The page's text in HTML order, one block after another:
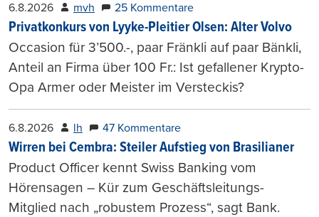
6.8.2026 mvh 25 Kommentare
Privatkonkurs von Lyyke-Pleitier Olsen: Alter Volvo
Occasion für 3’500.-, paar Fränkli auf paar Bänkli,
Anteil an Firma über 100 Fr.: Ist gefallener Krypto-
Opa Armer oder Meister im Versteckis?
6.8.2026 lh 47 Kommentare
Wirren bei Cembra: Steiler Aufstieg von Brasilianer
Product Officer kennt Swiss Banking vom
Hörensagen – Kür zum Geschäftsleitungs-
Mitglied nach „robustem Prozess“, sagt Bank.